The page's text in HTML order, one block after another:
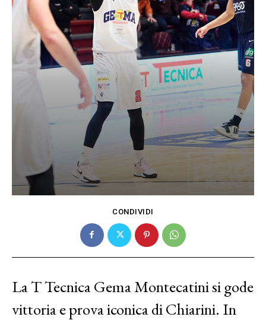
CONDIVIDI
La T Tecnica Gema Montecatini si gode
vittoria e prova iconica di Chiarini. In